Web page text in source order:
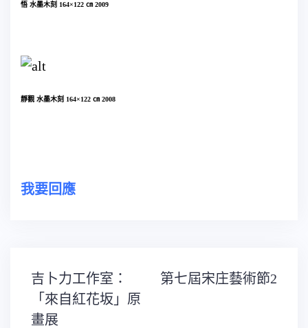
悟 水墨木刻 164×122 ㎝ 2009
靜觀 水墨木刻 164×122 ㎝ 2008
我要回應
文
章
導
覽
吉卜力工作室：
「來自紅花坂」原
畫展
第七屆宋庄藝術節2